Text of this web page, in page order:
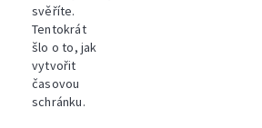
svěříte.
Tentokrát
šlo o to, jak
vytvořit
časovou
schránku.